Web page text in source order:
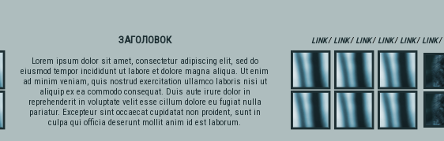
ЗАГОЛОВОК
Lorem ipsum dolor sit amet, consectetur adipiscing elit, sed do
eiusmod tempor incididunt ut labore et dolore magna aliqua. Ut enim
ad minim veniam, quis nostrud exercitation ullamco laboris nisi ut
aliquip ex ea commodo consequat. Duis aute irure dolor in
reprehenderit in voluptate velit esse cillum dolore eu fugiat nulla
pariatur. Excepteur sint occaecat cupidatat non proident, sunt in
culpa qui officia deserunt mollit anim id est laborum.
LINK/ LINK/ LINK/ LINK/ LINK/ LINK/